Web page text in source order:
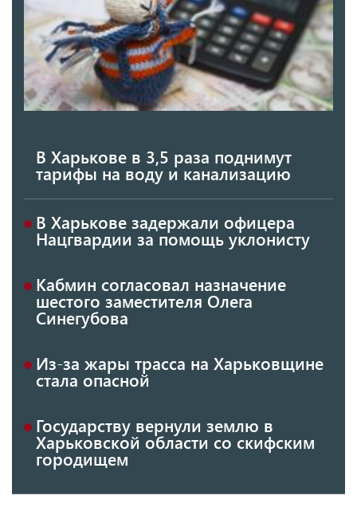
В Харькове в 3,5 раза поднимут
тарифы на воду и канализацию
В Харькове задержали офицера
Нацгвардии за помощь уклонисту
Кабмин согласовал назначение
шестого заместителя Олега
Синегубова
Из-за жары трасса на Харьковщине
стала опасной
Государству вернули землю в
Харьковской области со скифским
городищем